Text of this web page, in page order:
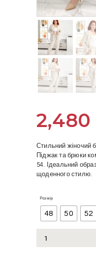
2,480
Стильний жіночий
Піджак та брюки
54. Ідеальний
щоденного стилю.
Розмір
48 50 52
брючний